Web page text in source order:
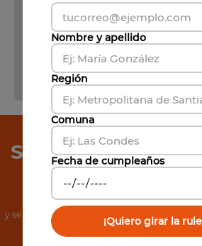
Suscríbete a
de
y se el primero en conocer nuestras
cupón de 5% de
Nombre y apellido
Región
Comuna
Fecha de cumpleaños
¡Quiero girar la